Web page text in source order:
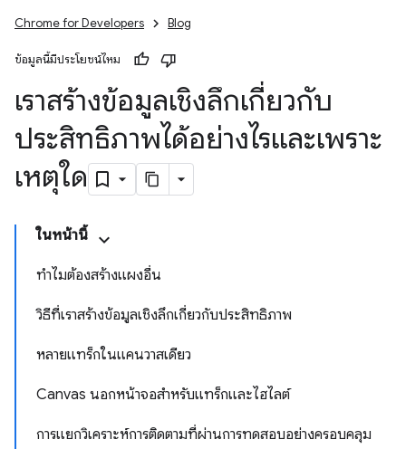
Chrome for Developers Blog
ข้อมูลนี้มีประโยชน์ไหม
เราสร้างข้อมูลเชิงลึกเกี่ยวกับ
ประสิทธิภาพได้อย่างไรและเพราะ
เหตุใด
ในหน้านี้
ทำไมต้องสร้างแผงอื่น
วิธีที่เราสร้างข้อมูลเชิงลึกเกี่ยวกับประสิทธิภาพ
หลายแทร็กในแคนวาสเดียว
Canvas นอกหน้าจอสำหรับแทร็กและไฮไลต์
การแยกวิเคราะห์การติดตามที่ผ่านการทดสอบอย่างครอบคลุม